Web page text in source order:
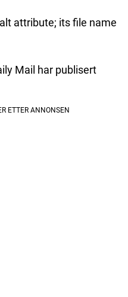
Mail har publisert